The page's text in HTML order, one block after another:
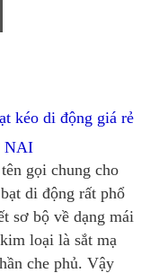
kéo di động giá rẻ
NAI
gọi chung cho
di động rất phổ
sơ bộ về dạng mái
loại là sắt mạ
che phủ. Vậy